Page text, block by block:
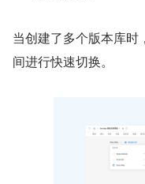
当创建了多个版本库时
间进行快速切换。